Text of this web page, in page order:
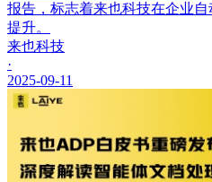
报告，标志着来也科技在企业
提升。
来也科技
·
2025-09-11